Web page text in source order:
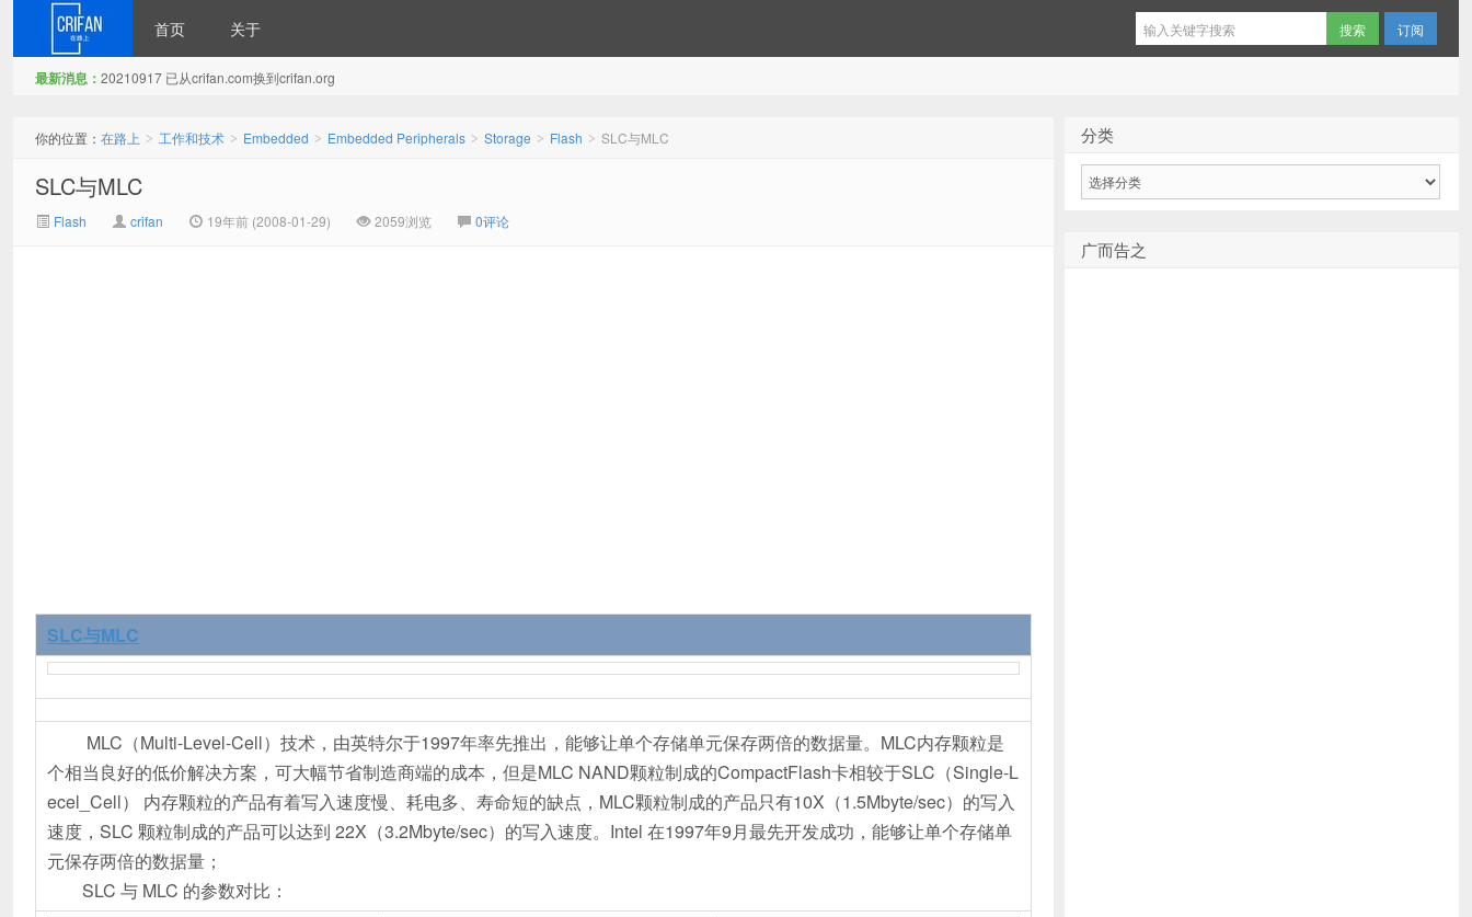
首页 关于 订阅
最新消息： 20210917 已从crifan.com换到crifan.org
你的位置： 在路上 > 工作和技术 > Embedded > Embedded Peripherals > Storage > Flash > SLC与MLC
SLC与MLC
Flash crifan 19年前 (2008-01-29) 2059浏览 0评论
SLC与MLC
MLC（Multi-Level-Cell）技术，由英特尔于1997年率先推出，能够让单个存储单元保存两倍的数据量。MLC内存颗粒是
个相当良好的低价解决方案，可大幅节省制造商端的成本，但是MLC NAND颗粒制成的CompactFlash卡相较于SLC（Single-L
ecel_Cell） 内存颗粒的产品有着写入速度慢、耗电多、寿命短的缺点，MLC颗粒制成的产品只有10X（1.5Mbyte/sec）的写入
速度，SLC 颗粒制成的产品可以达到 22X（3.2Mbyte/sec）的写入速度。Intel 在1997年9月最先开发成功，能够让单个存储单
元保存两倍的数据量；
SLC 与 MLC 的参数对比：
分类
广而告之